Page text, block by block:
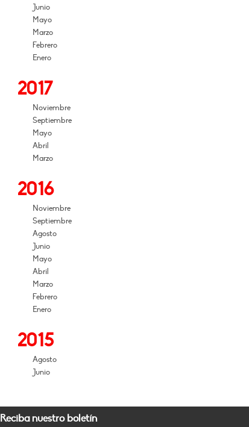
Junio
Mayo
Marzo
Febrero
Enero
2017
Noviembre
Septiembre
Mayo
Abril
Marzo
2016
Noviembre
Septiembre
Agosto
Junio
Mayo
Abril
Marzo
Febrero
Enero
2015
Agosto
Junio
Reciba nuestro boletín